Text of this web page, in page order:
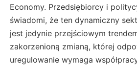
Economy. Przedsiębiorcy i
świadomi, że ten dynamiczny
jest jedynie przejściowym
zakorzenioną zmianą, której
uregulowanie wymaga